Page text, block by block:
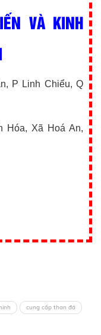
VÀ KINH
P Linh Chiểu, Q
Hóa, Xã Hoá An,
cung cấp than đá